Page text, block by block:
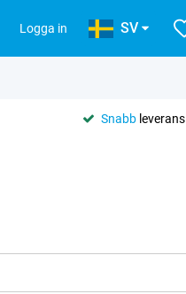
Logga in SV
Snabb leverans